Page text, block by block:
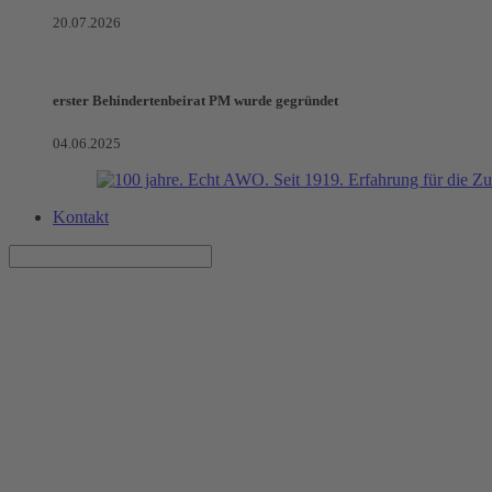
20.07.2026
erster Behindertenbeirat PM wurde gegründet
04.06.2025
Kontakt